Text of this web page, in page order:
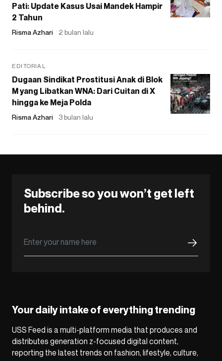
Pati: Update Kasus Usai Mandek Hampir
2 Tahun
Risma Azhari 2 bulan lalu
EDITORIAL
Dugaan Sindikat Prostitusi Anak di Blok
M yang Libatkan WNA: Dari Cuitan di X
hingga ke Meja Polda
Risma Azhari 3 bulan lalu
Subscribe so you won’t get left
behind.
Your daily intake of everything trending
USS Feed is a multi-platform media that produces and
distributes generation z-focused digital content,
reporting the latest trends on fashion, lifestyle, culture,